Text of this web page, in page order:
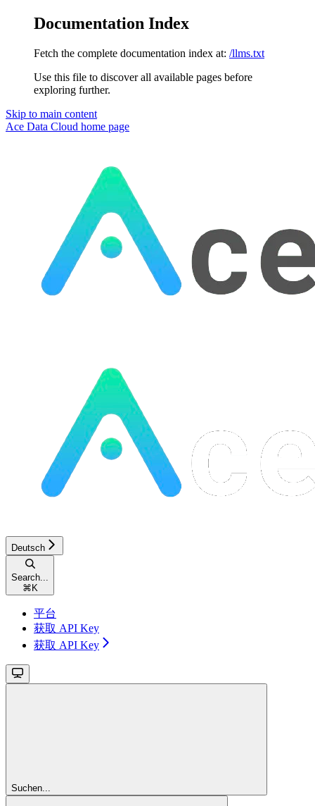
Documentation Index
Fetch the complete documentation index at: /llms.txt
Use this file to discover all available pages before
exploring further.
Skip to main content
Ace Data Cloud home page
Deutsch
Search...
⌘ K
平台
获取 API Key
获取 API Key
Suchen...